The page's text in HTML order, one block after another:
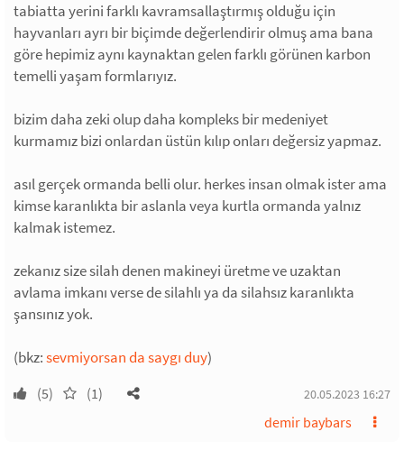
tabiatta yerini farklı kavramsallaştırmış olduğu için
hayvanları ayrı bir biçimde değerlendirir olmuş ama bana
göre hepimiz aynı kaynaktan gelen farklı görünen karbon
temelli yaşam formlarıyız.
bizim daha zeki olup daha kompleks bir medeniyet
kurmamız bizi onlardan üstün kılıp onları değersiz yapmaz.
asıl gerçek ormanda belli olur. herkes insan olmak ister ama
kimse karanlıkta bir aslanla veya kurtla ormanda yalnız
kalmak istemez.
zekanız size silah denen makineyi üretme ve uzaktan
avlama imkanı verse de silahlı ya da silahsız karanlıkta
şansınız yok.
(bkz:sevmiyorsan da saygı duy)
(5) (1) 20.05.2023 16:27
demir baybars